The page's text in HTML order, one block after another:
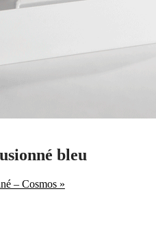
bleu
– Cosmos »